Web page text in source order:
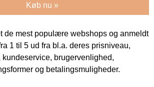
Køb nu »
de mest populære webshops og anmeldt
1 til 5 ud fra bl.a. deres prisniveau,
brugervenlighed,
og betalingsmuligheder.